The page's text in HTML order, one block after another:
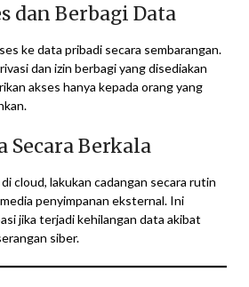
dan Berbagi Data
ke data pribadi secara sembarangan.
dan izin berbagi yang disediakan
akses hanya kepada orang yang
Secara Berkala
cloud, lakukan cadangan secara rutin
penyimpanan eksternal. Ini
jika terjadi kehilangan data akibat
siber.